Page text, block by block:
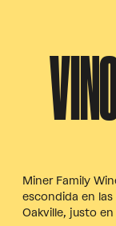
Miner Family
escondida en
Oakville, justo